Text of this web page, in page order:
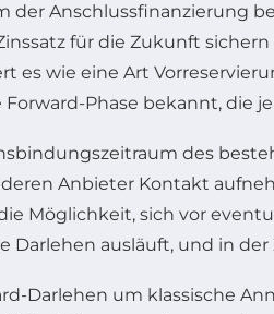
der Anschlussfinanzierung
für die Zukunft
es wie eine Art
Phase bekannt, die
des
Anbieter Kontakt
Möglichkeit, sich vor
Darlehen ausläuft, und in
Darlehen um klassische